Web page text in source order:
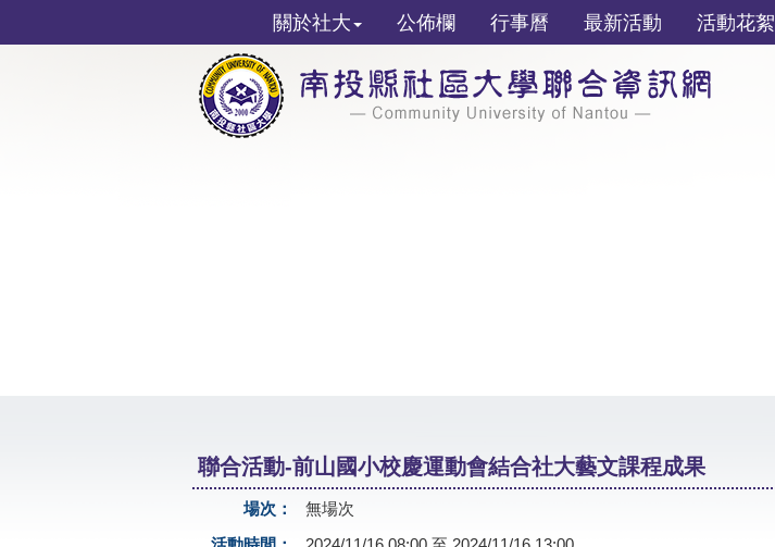
關於社大 公佈欄 行事曆 最新活動 活動花絮
聯合活動-前山國小校慶運動會結合社大藝文課程成果
場次：
無場次